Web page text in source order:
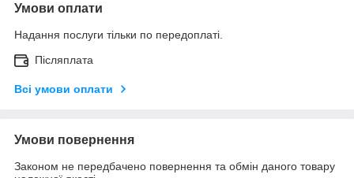
Умови оплати
Надання послуги тільки по передоплаті.
Післяплата
Всі умови оплати
Умови повернення
Законом не передбачено повернення та обмін даного товару